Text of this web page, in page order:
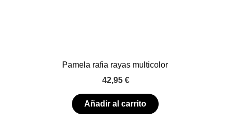
Pamela rafia rayas multicolor
42,95 €
Añadir al carrito